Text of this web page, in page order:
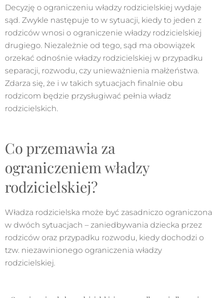
Decyzję o ograniczeniu władzy rodzicielskiej wydaje
sąd. Zwykle następuje to w sytuacji, kiedy to jeden z
rodziców wnosi o ograniczenie władzy rodzicielskiej
drugiego. Niezależnie od tego, sąd ma obowiązek
orzekać odnośnie władzy rodzicielskiej w przypadku
separacji, rozwodu, czy unieważnienia małżeństwa.
Zdarza się, że i w takich sytuacjach finalnie obu
rodzicom będzie przysługiwać pełnia władz
rodzicielskich.
Co przemawia za
ograniczeniem władzy
rodzicielskiej?
Władza rodzicielska może być zasadniczo ograniczona
w dwóch sytuacjach – zaniedbywania dziecka przez
rodziców oraz przypadku rozwodu, kiedy dochodzi o
tzw. niezawinionego ograniczenia władzy
rodzicielskiej.